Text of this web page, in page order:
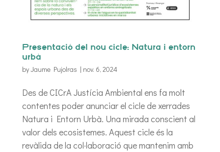
Presentació del nou cicle: Natura i entorn
urbà
byJaume Pujolras | nov. 6, 2024
Des de CICrA Justícia Ambiental ens fa molt
contentes poder anunciar el cicle de xerrades
Natura i Entorn Urbà. Una mirada conscient al
valor dels ecosistemes. Aquest cicle és la
revàlida de la col·laboració que mantenim amb